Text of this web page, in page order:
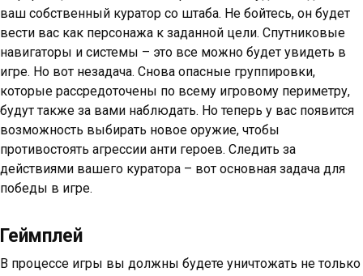
ваш собственный куратор со штаба. Не бойтесь, он будет
вести вас как персонажа к заданной цели. Спутниковые
навигаторы и системы – это все можно будет увидеть в
игре. Но вот незадача. Снова опасные группировки,
которые рассредоточены по всему игровому периметру,
будут также за вами наблюдать. Но теперь у вас появится
возможность выбирать новое оружие, чтобы
противостоять агрессии анти героев. Следить за
действиями вашего куратора – вот основная задача для
победы в игре.
Геймплей
В процессе игры вы должны будете уничтожать не только